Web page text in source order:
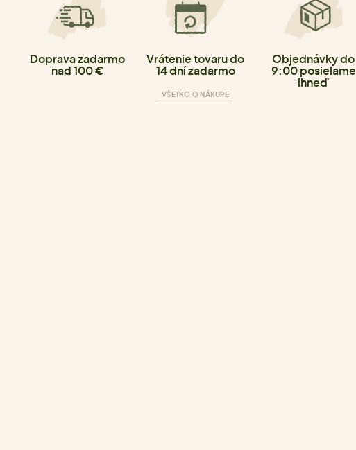
Doprava zadarmo
nad 100 €
Vrátenie tovaru do
14 dní zadarmo
VŠETKO O NÁKUPE
Objednávky do
9:00 posielame
ihneď